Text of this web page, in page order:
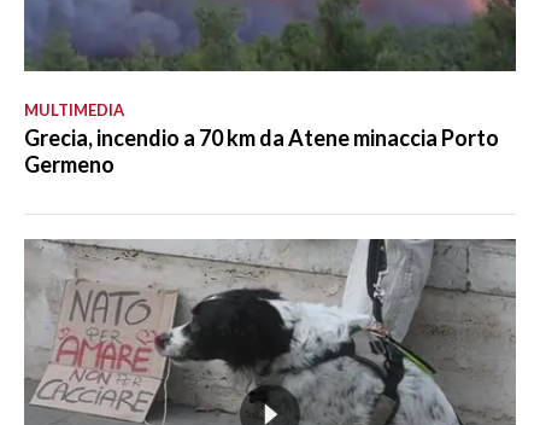
MULTIMEDIA
Grecia, incendio a 70 km da Atene minaccia Porto
Germeno